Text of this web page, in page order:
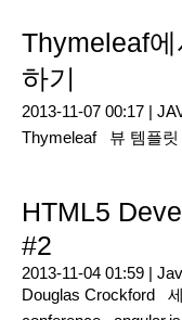
Thymeleaf
하기
2013-11-07 00:17 |
Thymeleaf
뷰 템플릿
HTML5
#2
2013-11-04 01:59 |
Douglas Crockford